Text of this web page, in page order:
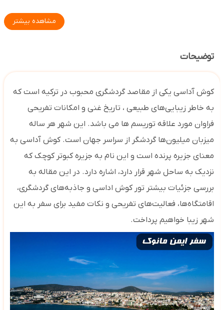
مشاهده بیشتر
توضیحات
کوش آداسی یکی از مقاصد گردشگری محبوب در ترکیه است که
به خاطر زیبایی‌های طبیعی ، تاریخ غنی و امکانات تفریحی
فراوان مورد علاقه توریسم ها می باشد. این شهر هر ساله
میزبان میلیون‌ها گردشگر از سراسر جهان است. کوش آداسی به
معنای جزیره پرنده است و این نام به جزیره کبوتر کوچک که
نزدیک به ساحل شهر قرار دارد، اشاره دارد. در این مقاله به
بررسی جزئیات بیشتر تور کوش اداسی و جاذبه‌های گردشگری،
اقامتگاه‌ها، فعالیت‌های تفریحی و نکات مفید برای سفر به این
شهر زیبا خواهیم پرداخت.